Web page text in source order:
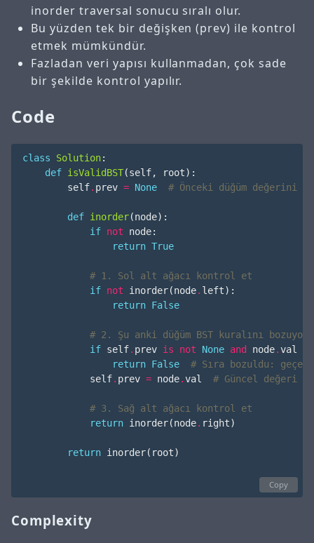
inorder traversal sonucu sıralı olur.
Bu yüzden tek bir değişken (prev) ile kontrol
etmek mümkündür.
Fazladan veri yapısı kullanmadan, çok sade
bir şekilde kontrol yapılır.
Code
class Solution:
def isValidBST(self, root):
self. prev = None # Önceki düğüm değerini
def inorder(node):
if not node:
return True
# 1. Sol alt ağacı kontrol et
if not inorder(node. left):
return False
# 2. Şu anki düğüm BST kuralını bozuyor
if self. prev is not None and node.val
return False
# Sıra bozuldu:
self. prev = node.val # Güncel değeri
# 3. Sağ alt ağacı kontrol et
return inorder(node. right)
return inorder( root)
Copy
Complexity